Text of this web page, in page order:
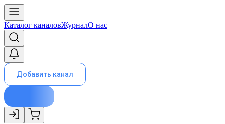
Каталог каналовЖурналО нас
Добавить канал